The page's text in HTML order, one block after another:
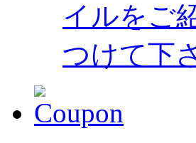
イルをご
つけて下